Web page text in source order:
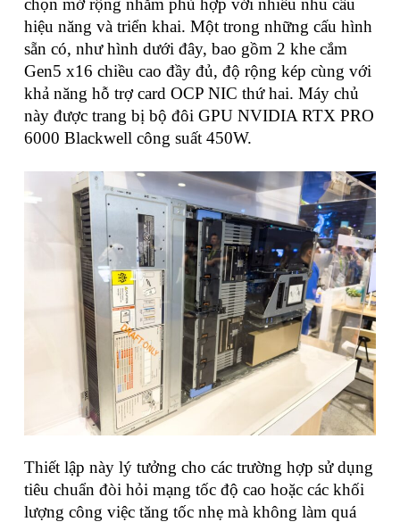
chọn mở rộng nhằm phù hợp với nhiều nhu cầu
hiệu năng và triển khai. Một trong những cấu hình
sẵn có, như hình dưới đây, bao gồm 2 khe cắm
Gen5 x16 chiều cao đầy đủ, độ rộng kép cùng với
khả năng hỗ trợ card OCP NIC thứ hai. Máy chủ
này được trang bị bộ đôi GPU NVIDIA RTX PRO
6000 Blackwell công suất 450W.
Thiết lập này lý tưởng cho các trường hợp sử dụng
tiêu chuẩn đòi hỏi mạng tốc độ cao hoặc các khối
lượng công việc tăng tốc nhẹ mà không làm quá